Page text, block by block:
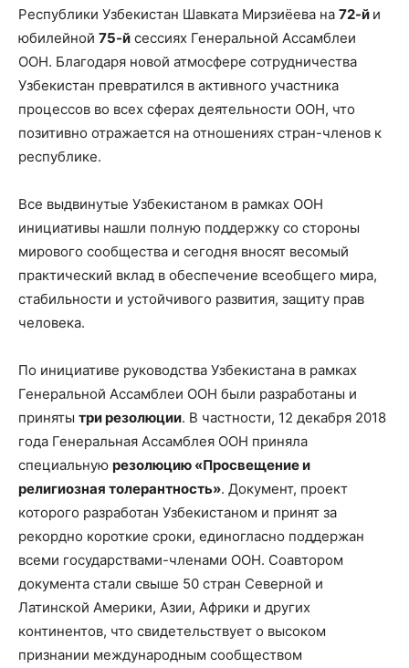
Республики Узбекистан Шавката Мирзиёева на 72-й и
юбилейной 75-й сессиях Генеральной Ассамблеи
ООН. Благодаря новой атмосфере сотрудничества
Узбекистан превратился в активного участника
процессов во всех сферах деятельности ООН, что
позитивно отражается на отношениях стран-членов к
республике.
Все выдвинутые Узбекистаном в рамках ООН
инициативы нашли полную поддержку со стороны
мирового сообщества и сегодня вносят весомый
практический вклад в обеспечение всеобщего мира,
стабильности и устойчивого развития, защиту прав
человека.
По инициативе руководства Узбекистана в рамках
Генеральной Ассамблеи ООН были разработаны и
приняты три резолюции. В частности, 12 декабря 2018
года Генеральная Ассамблея ООН приняла
специальную резолюцию «Просвещение и
религиозная толерантность». Документ, проект
которого разработан Узбекистаном и принят за
рекордно короткие сроки, единогласно поддержан
всеми государствами-членами ООН. Соавтором
документа стали свыше 50 стран Северной и
Латинской Америки, Азии, Африки и других
континентов, что свидетельствует о высоком
признании международным сообществом